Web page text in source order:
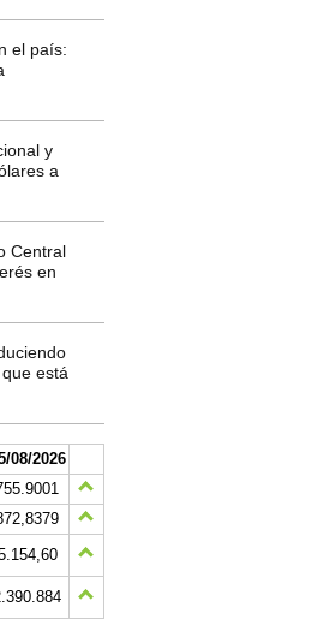
el país:
y
a
Central
en
está
08/2026